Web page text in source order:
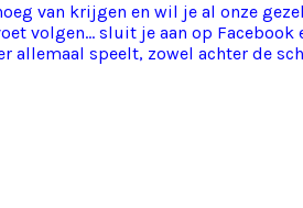
van krijgen en wil je al onze
volgen… sluit je aan op Facebook
allemaal speelt, zowel achter de